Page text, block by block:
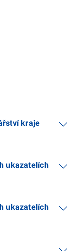
kraje
ukazatelích
ukazatelích